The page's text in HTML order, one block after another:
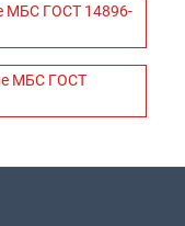
МБС ГОСТ 14896-
МБС ГОСТ